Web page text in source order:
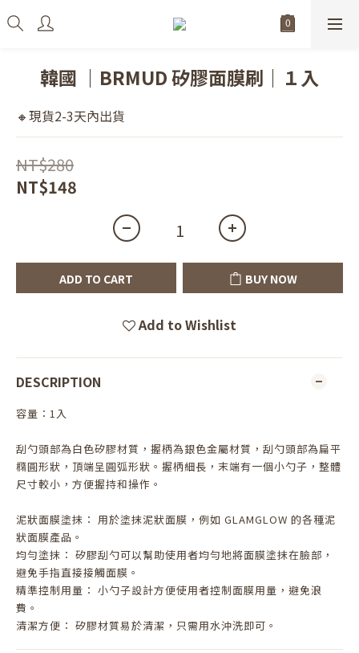
韓國 ｜BRMUD 矽膠面膜刷｜１入
🔸現貨2-3天內出貨
NT$280
NT$148
ADD TO CART BUY NOW
Add to Wishlist
DESCRIPTION
容量：1入
刮勺頭部為白色矽膠材質，握柄為銀色金屬材質，刮勺頭部為扁平
橢圓形狀，頂端呈圓弧形狀。握柄細長，末端有一個小勺子，整體
尺寸較小，方便握持和操作。
泥狀面膜塗抹： 用於塗抹泥狀面膜，例如 GLAMGLOW 的各種泥
狀面膜產品。
均勻塗抹： 矽膠刮勺可以幫助使用者均勻地將面膜塗抹在臉部，
避免手指直接接觸面膜。
精準控制用量： 小勺子設計方便使用者控制面膜用量，避免浪
費。
清潔方便： 矽膠材質易於清潔，只需用水沖洗即可。